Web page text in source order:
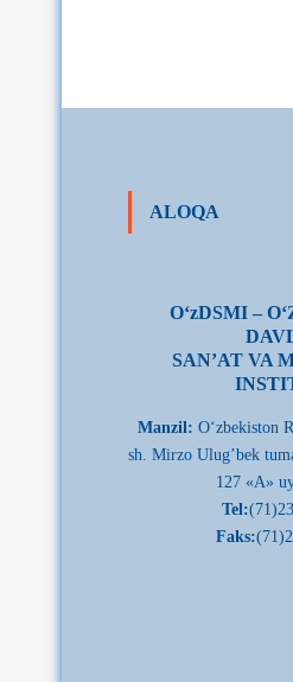
ALOQA
О‘zDSMI –
SAN’AT VA
Manzil: О‘zbekiston
sh. Mirzo Ulug’bek
127 «A»
Tel:
Faks: